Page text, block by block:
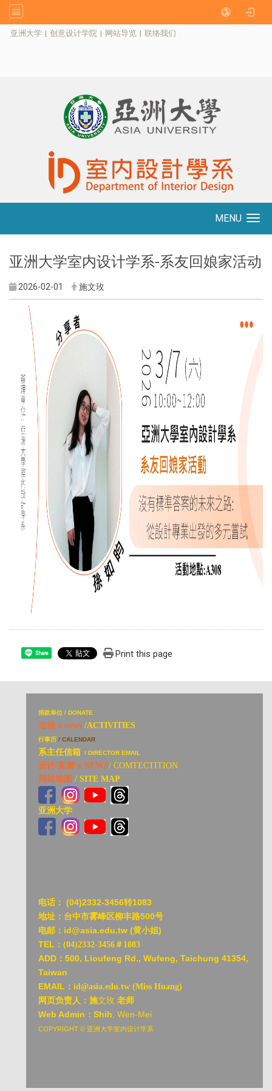
亚洲大学 | 创意设计学院 | 网站导览 | 联络我们
MENU
亚洲大学室内设计学系-系友回娘家活动
2026-02-01 施文玫
Share Print this page
捐款单位 / DONATE
活动 x news /ACTIVITIES
行事历 / CALENDAR
系主任信箱 / DIRECTOR EMAIL
设计/竞赛 x NEWS/ COMTECTITION
网站地图 / SITE MAP
亚洲大学
电话： (04)2332-3456转1083
地址：台中市雾峰区柳丰路500号
电邮：id@asia.edu.tw (黄小姐)
TEL： (04)2332-3456＃1083
ADD： 500, Lioufeng Rd., Wufeng, Taichung 41354,
Taiwan
EMAIL： id@asia.edu.tw (Miss Huang)
网页负责人：施文玫 老师
Web Admin：Shih , Wen-Mei
COPYRIGHT © 亚洲大学室内设计学系